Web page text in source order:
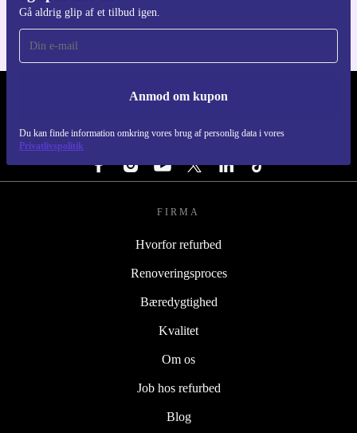
Gå aldrig glip af et tilbud igen.
Anmod om kupon
Du kan finde information omkring vores brug af personlig data i vores
Privatlivspolitik
REFURBED DANMARK - RETHINK NEW.
FØLG OS
FIRMA
Hvorfor refurbed
Renoveringsproces
Bæredygtighed
Kvalitet
Om os
Job hos refurbed
Blog